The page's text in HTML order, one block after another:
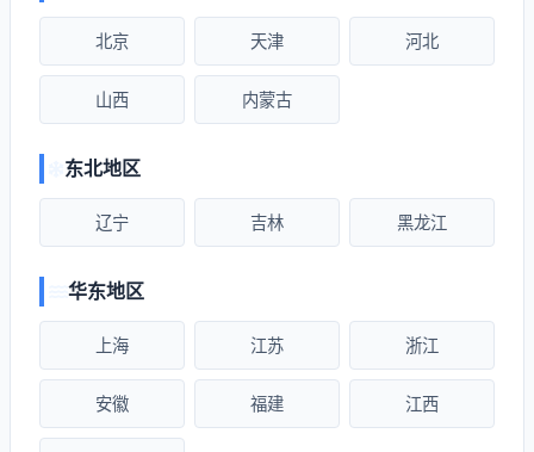
北京 天津 河北
山西 内蒙古
东北地区
辽宁 吉林 黑龙江
华东地区
上海 江苏 浙江
安徽 福建 江西